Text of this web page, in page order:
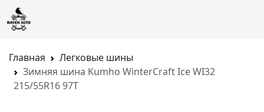
Главная
Легковые шины
Зимняя шина Kumho WinterCraft Ice WI32
215/55R16 97T